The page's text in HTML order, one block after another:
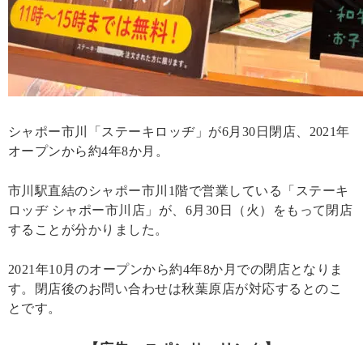
シャポー市川「ステーキロッヂ」が6月30日閉店、2021年
オープンから約4年8か月。
市川駅直結のシャポー市川1階で営業している「ステーキ
ロッヂ シャポー市川店」が、6月30日（火）をもって閉店
することが分かりました。
2021年10月のオープンから約4年8か月での閉店となりま
す。閉店後のお問い合わせは秋葉原店が対応するとのこ
とです。